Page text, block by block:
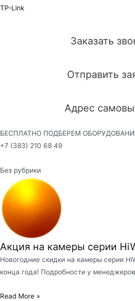
TP-Link
Заказать
Отправить
Адрес
БЕСПЛАТНО ПОДБЕРЕМ
+7 (383) 210 68 49
Без рубрики
Акция на камеры серии
Новогодние скидки на камеры серии
конца года! Подробности у менеджеров
Read More »